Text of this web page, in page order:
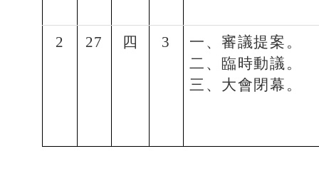
2 27 四 3
一、審議提案。
二、臨時動議。
三、大會閉幕。